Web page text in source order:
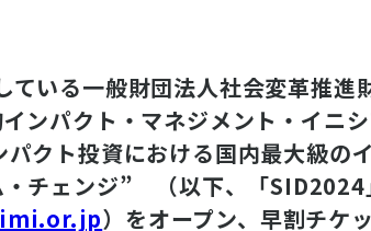
いる一般財団法人社会変革推
ンパクト・マネジメント・イニ
クト投資における国内最大級
チェンジ” （以下、「SID2024
）をオープン、早割チケ